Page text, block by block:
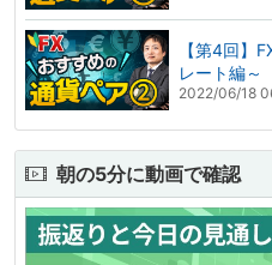
【第4回】
レート編
2022/06/18
朝の5分に動画で確認